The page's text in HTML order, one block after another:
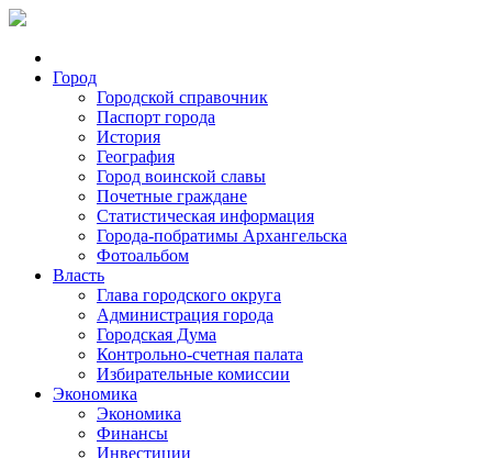
Город
Городской справочник
Паспорт города
История
География
Город воинской славы
Почетные граждане
Статистическая информация
Города-побратимы Архангельска
Фотоальбом
Власть
Глава городского округа
Администрация города
Городская Дума
Контрольно-счетная палата
Избирательные комиссии
Экономика
Экономика
Финансы
Инвестиции